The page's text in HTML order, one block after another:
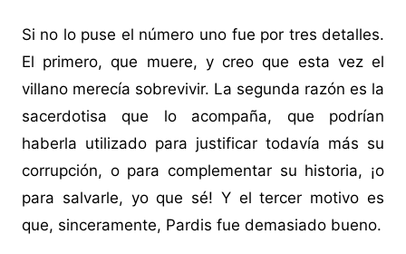
Si no lo puse el número uno fue por tres detalles.
El primero, que muere, y creo que esta vez el
villano merecía sobrevivir. La segunda razón es la
sacerdotisa que lo acompaña, que podrían
haberla utilizado para justificar todavía más su
corrupción, o para complementar su historia, ¡o
para salvarle, yo que sé! Y el tercer motivo es
que, sinceramente, Pardis fue demasiado bueno.